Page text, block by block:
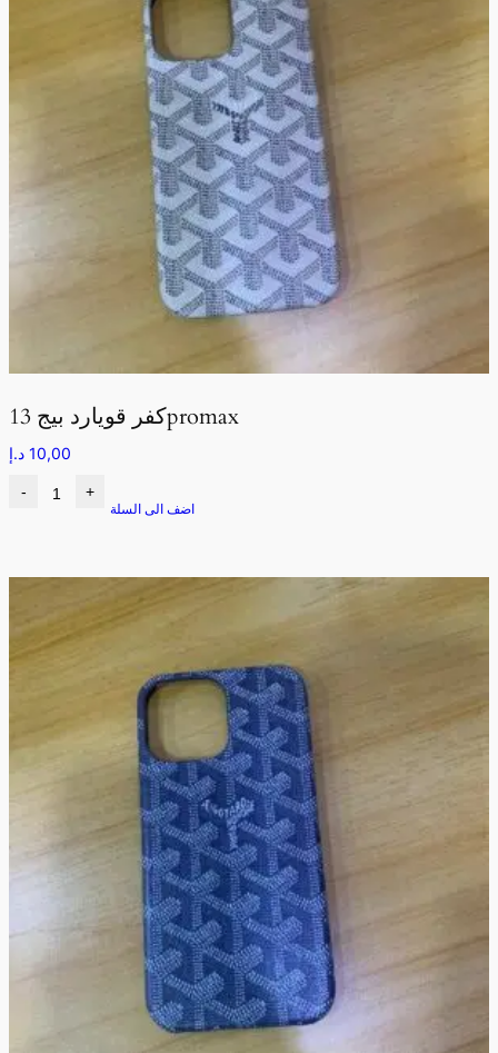
كفر قويارد بيج 13promax
10,00 د.إ
- +
اضف الى السلة